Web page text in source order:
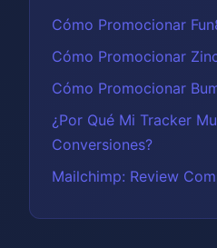
Cómo Promocionar
Cómo Promocionar
Cómo Promocionar
¿Por Qué Mi Tracker
Conversiones?
Mailchimp: Review